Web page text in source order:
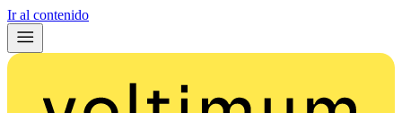
Ir al contenido